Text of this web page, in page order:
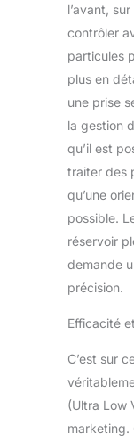
l’avant,
contrôler
particules
plus en
une prise
la gestion
qu’il est
traiter des
qu’une
possible.
réservoir
demande
précision.
Efficacité
C’est sur
(Ultra Low
marketing.